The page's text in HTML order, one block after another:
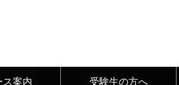
ス案内 受験生の方へ